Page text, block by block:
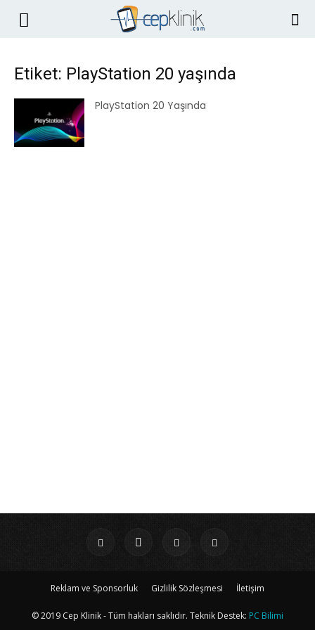
Etiket: PlayStation 20 yaşında
PlayStation 20 Yaşında
Reklam ve Sponsorluk Gizlilik Sözleşmesi İletişim
© 2019 Cep Klinik - Tüm hakları saklıdır. Teknik Destek: PC Bilimi